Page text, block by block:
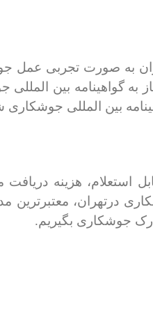
به صورت تجربی عمل
گواهینامه بین المللی
بین المللی جوشکاری
استعلام، هزینه
درتهران،
جوشکاری بگیریم.